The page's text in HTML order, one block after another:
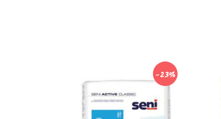
-23%